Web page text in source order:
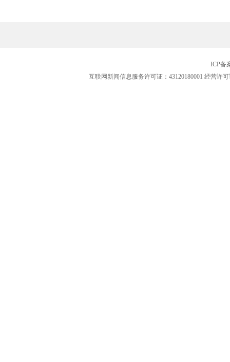
ICP备
互联网新闻信息服务许可证：43120180001 经营许可